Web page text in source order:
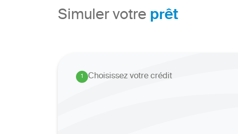
Simuler votreprêt
1. Choisissez votre crédit